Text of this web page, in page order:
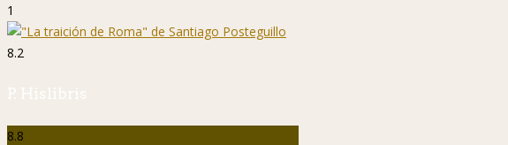
1
8.2
P. Hislibris
8.8